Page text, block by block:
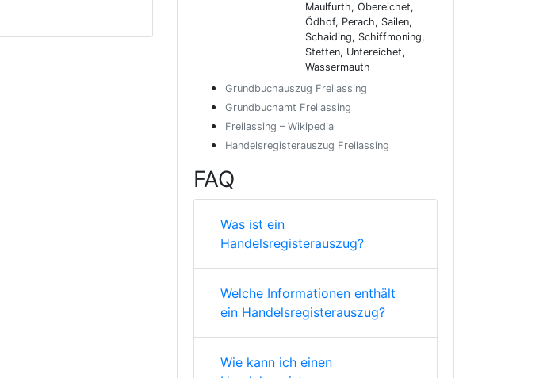
Maulfurth, Obereichet,
Ödhof, Perach, Sailen,
Schaiding, Schiffmoning,
Stetten, Untereichet,
Wassermauth
Grundbuchauszug Freilassing
Grundbuchamt Freilassing
Freilassing – Wikipedia
Handelsregisterauszug Freilassing
FAQ
Was ist ein
Handelsregisterauszug?
Welche Informationen enthält
ein Handelsregisterauszug?
Wie kann ich einen